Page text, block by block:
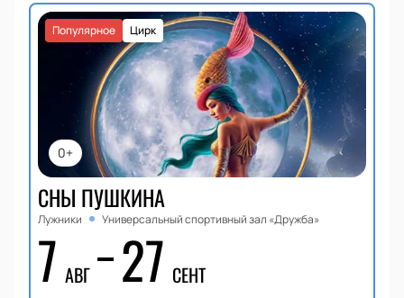
0+
Цирк
Популярное
СНЫ ПУШКИНА
Лужники Универсальный спортивный зал «Дружба»
7 АВГ 27 СЕНТ